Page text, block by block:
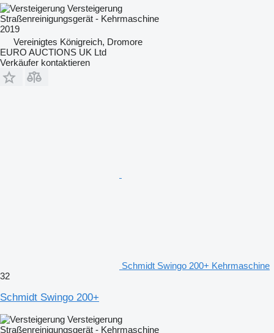
Versteigerung
Straßenreinigungsgerät - Kehrmaschine
2019
Vereinigtes Königreich, Dromore
EURO AUCTIONS UK Ltd
Verkäufer kontaktieren
Schmidt Swingo 200+ Kehrmaschine
32
Schmidt Swingo 200+
Versteigerung
Straßenreinigungsgerät - Kehrmaschine